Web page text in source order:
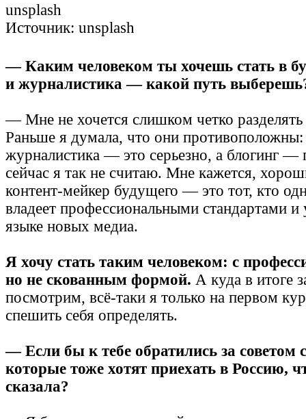
Источник: unsplash
— Каким человеком ты хочешь стать в
и журналистика — какой путь
— Мне не хочется слишком четко разделять
Раньше я думала, что они противоположны:
журналистика — это серьезно, а блогинг
сейчас я так не считаю. Мне кажется,
контент-мейкер будущего — это тот, кто
владеет профессиональными стандартами и
языке новых медиа.
Я хочу стать таким человеком: с
но не скованным формой. А куда в итоге
посмотрим, всё-таки я только на первом
спешить себя определять.
— Если бы к тебе обратились за советом
которые тоже хотят приехать в Россию,
сказала?